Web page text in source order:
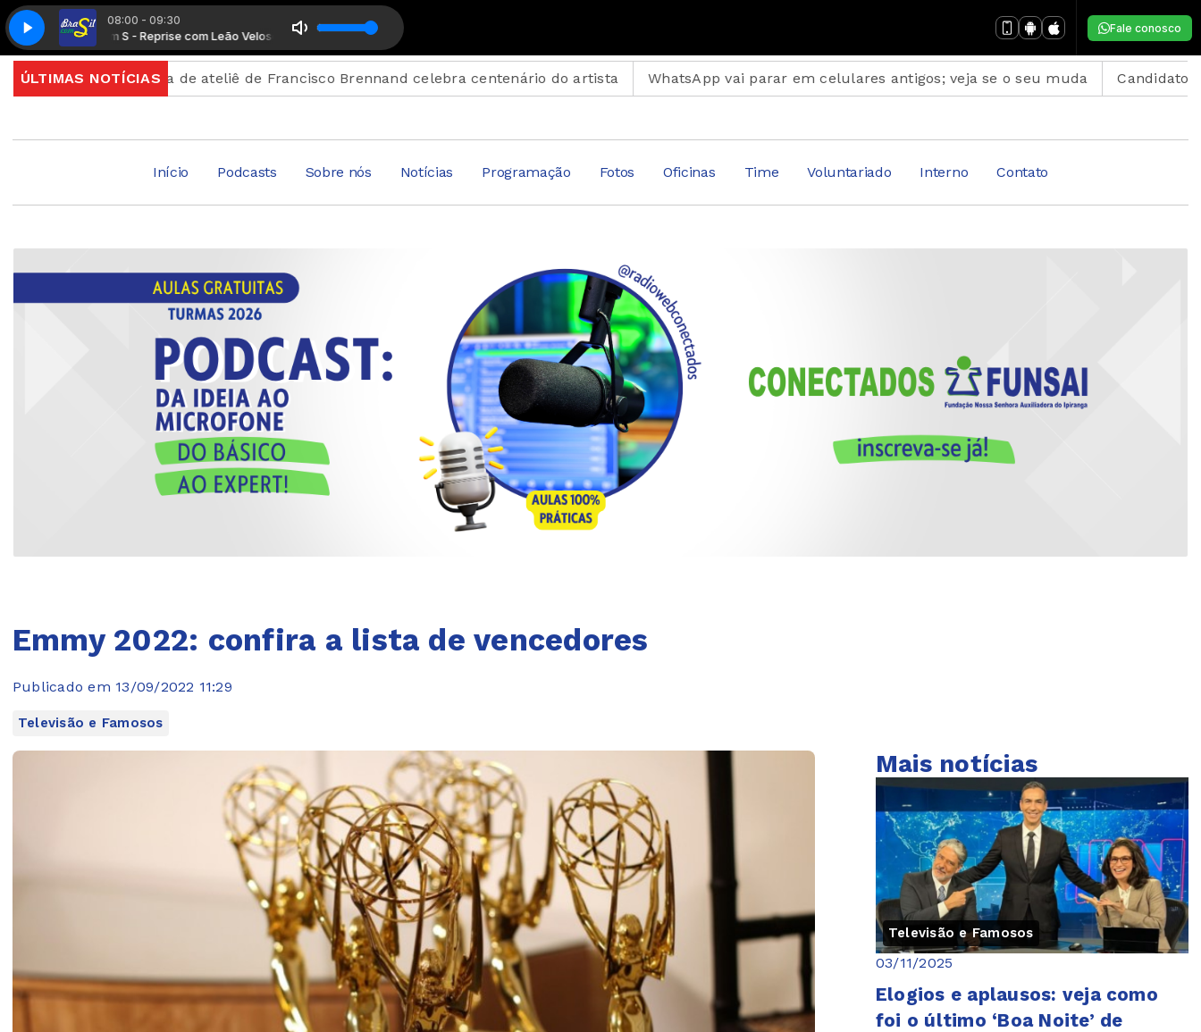
08:00 - 09:30
Brasil com S - Reprise com Leão VelosoBrasil com S - Reprise com Leão Veloso
Radio Conectados com Suplemento Musical Radio Conectados com Suplemento Musical
Fale conosco
ÚLTIMAS NOTÍCIAS
Abertura de ateliê de Francisco Brennand celebra centenário do artista WhatsApp vai parar em celulares antigos; veja se o seu muda Candidatos do Encceja
Início Podcasts Sobre nós Notícias Programação Fotos Oficinas Time Voluntariado Interno Contato
Emmy 2022: confira a lista de vencedores
Publicado em 13/09/2022 11:29
Televisão e Famosos
Mais notícias
Televisão e Famosos
03/11/2025
Elogios e aplausos: veja como
foi o último ‘Boa Noite’ de